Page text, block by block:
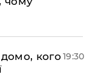
кого 19:30